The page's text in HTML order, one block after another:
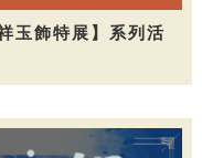
玉飾特展】系列活